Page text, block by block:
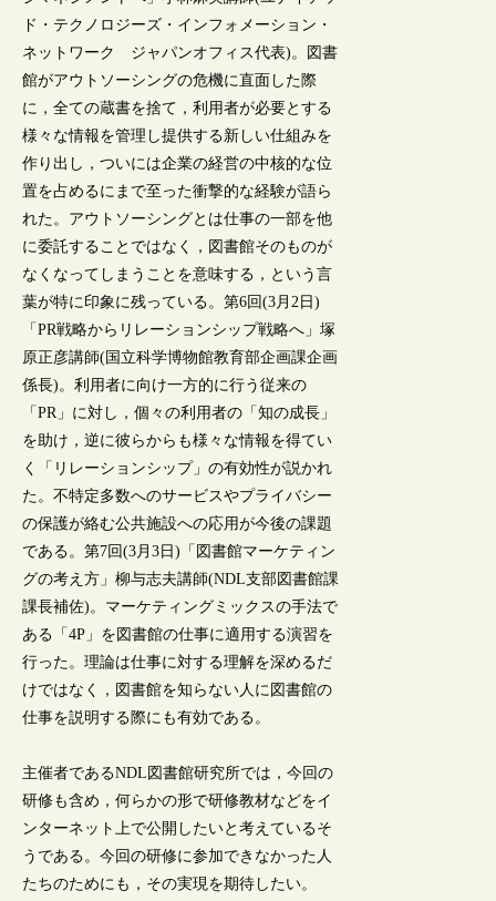
ド・テクノロジーズ・インフォメーション・
ネットワーク ジャパンオフィス代表)。図書
館がアウトソーシングの危機に直面した際
に，全ての蔵書を捨て，利用者が必要とする
様々な情報を管理し提供する新しい仕組みを
作り出し，ついには企業の経営の中核的な位
置を占めるにまで至った衝撃的な経験が語ら
れた。アウトソーシングとは仕事の一部を他
に委託することではなく，図書館そのものが
なくなってしまうことを意味する，という言
葉が特に印象に残っている。第6回(3月2日)
「PR戦略からリレーションシップ戦略へ」塚
原正彦講師(国立科学博物館教育部企画課企画
係長)。利用者に向け一方的に行う従来の
「PR」に対し，個々の利用者の「知の成長」
を助け，逆に彼らからも様々な情報を得てい
く「リレーションシップ」の有効性が説かれ
た。不特定多数へのサービスやプライバシー
の保護が絡む公共施設への応用が今後の課題
である。第7回(3月3日)「図書館マーケティン
グの考え方」柳与志夫講師(NDL支部図書館課
課長補佐)。マーケティングミックスの手法で
ある「4P」を図書館の仕事に適用する演習を
行った。理論は仕事に対する理解を深めるだ
けではなく，図書館を知らない人に図書館の
仕事を説明する際にも有効である。
主催者であるNDL図書館研究所では，今回の
研修も含め，何らかの形で研修教材などをイ
ンターネット上で公開したいと考えているそ
うである。今回の研修に参加できなかった人
たちのためにも，その実現を期待したい。